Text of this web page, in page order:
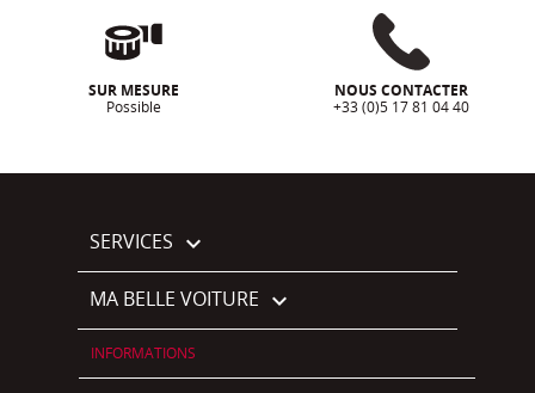
SUR MESURE
Possible
NOUS CONTACTER
+33 (0)5 17 81 04 40
SERVICES 
MA BELLE VOITURE 
INFORMATIONS